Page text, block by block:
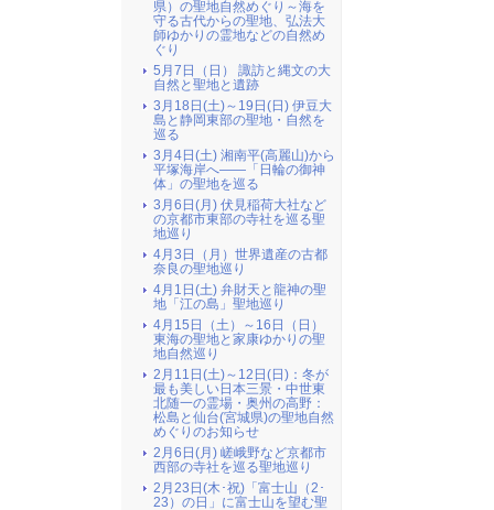
県）の聖地自然めぐり～海を
守る古代からの聖地、弘法大
師ゆかりの霊地などの自然め
ぐり
5月7日（日） 諏訪と縄文の大
自然と聖地と遺跡
3月18日(土)～19日(日) 伊豆大
島と静岡東部の聖地・自然を
巡る
3月4日(土) 湘南平(高麗山)から
平塚海岸へ――「日輪の御神
体」の聖地を巡る
3月6日(月) 伏見稲荷大社など
の京都市東部の寺社を巡る聖
地巡り
4月3日（月）世界遺産の古都
奈良の聖地巡り
4月1日(土) 弁財天と龍神の聖
地「江の島」聖地巡り
4月15日（土）～16日（日）
東海の聖地と家康ゆかりの聖
地自然巡り
2月11日(土)～12日(日)：冬が
最も美しい日本三景・中世東
北随一の霊場・奥州の高野：
松島と仙台(宮城県)の聖地自然
めぐりのお知らせ
2月6日(月) 嵯峨野など京都市
西部の寺社を巡る聖地巡り
2月23日(木･祝)「富士山（2･
23）の日」に富士山を望む聖